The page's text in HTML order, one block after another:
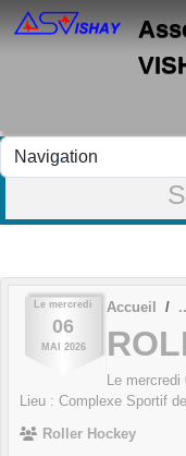
Le mercredi
06
MAI 2026
Accueil
Le mercredi
Lieu : Complexe Sportif
Roller Hockey
Panneau de gestion